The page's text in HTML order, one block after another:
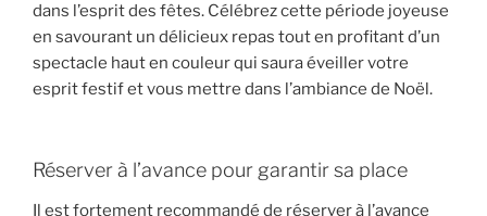
dans l’esprit des fêtes. Célébrez cette période joyeuse
en savourant un délicieux repas tout en profitant d’un
spectacle haut en couleur qui saura éveiller votre
esprit festif et vous mettre dans l’ambiance de Noël.
Réserver à l’avance pour garantir sa place
Il est fortement recommandé de réserver à l’avance